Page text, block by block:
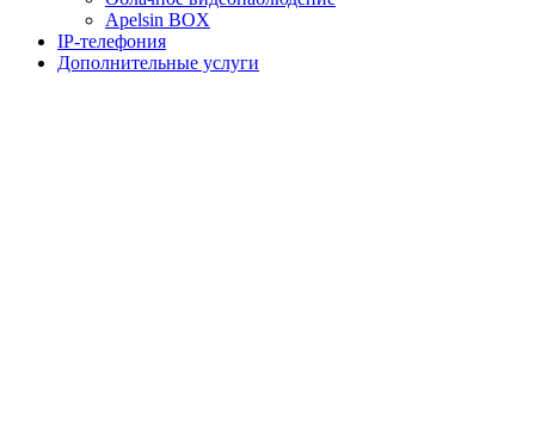
Apelsin BOX
IP-телефония
Дополнительные услуги